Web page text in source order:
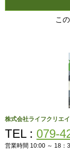
こ
株式会社ライフクリエ
TEL : 079-
営業時間 10:00 ～ 18：